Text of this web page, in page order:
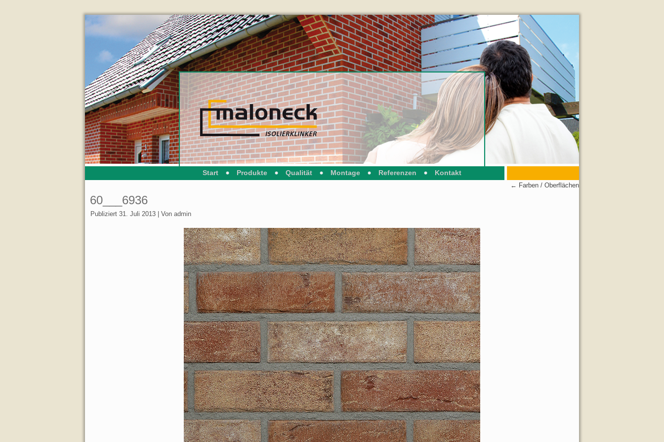
Start Produkte Qualität Montage Referenzen Kontakt
← Farben / Oberflächen
60___6936
Publiziert 31. Juli 2013 Von admin